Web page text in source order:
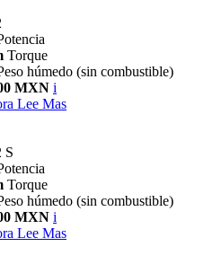
Torque
húmedo (sin combustible)
MXN i
Lee Mas
S
Torque
húmedo (sin combustible)
MXN i
Lee Mas